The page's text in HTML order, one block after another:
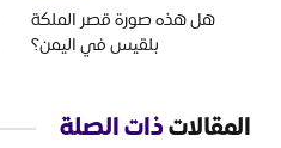
هل هذه صورة قصر الملكة
بلقيس في اليمن؟
المقالاتذات الصلة